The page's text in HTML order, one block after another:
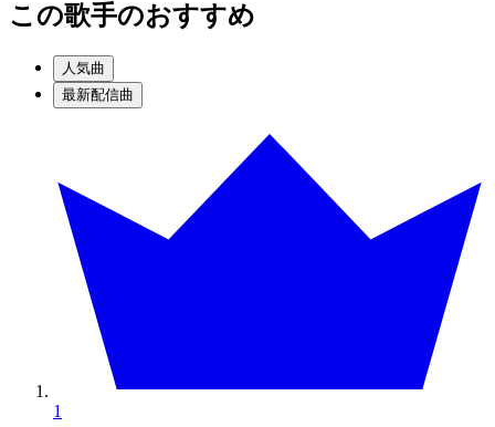
この歌手のおすすめ
人気曲
最新配信曲
1